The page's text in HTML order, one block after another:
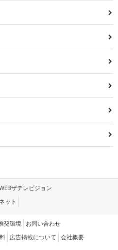
ザテレビジョン
ット
奨環境 お問い合わせ
広告掲載について 会社概要